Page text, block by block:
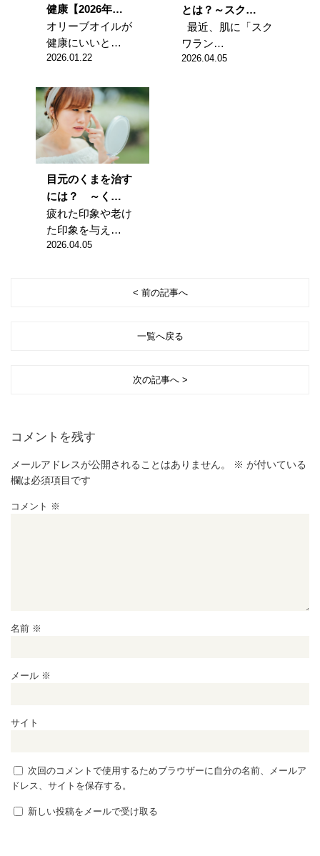
健康【2026年…
オリーブオイルが
健康にいいと…
2026.01.22
とは？～スク…
最近、肌に「スク
ワラン…
2026.04.05
目元のくまを治す
には？ ～く…
疲れた印象や老け
た印象を与え…
2026.04.05
< 前の記事へ
一覧へ戻る
次の記事へ >
コメントを残す
メールアドレスが公開されることはありません。 ※ が付いている
欄は必須項目です
コメント ※
名前 ※
メール ※
サイト
次回のコメントで使用するためブラウザーに自分の名前、メールア
ドレス、サイトを保存する。
新しい投稿をメールで受け取る